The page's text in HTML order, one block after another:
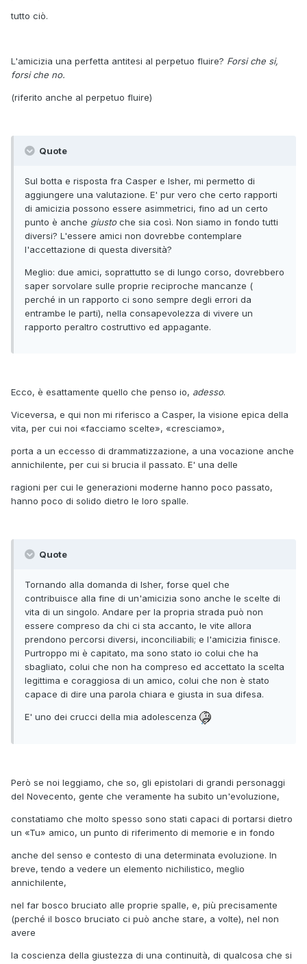
tutto ciò.
L'amicizia una perfetta antitesi al perpetuo fluire? Forsi che si,
forsi che no.
(riferito anche al perpetuo fluire)
Quote
Sul botta e risposta fra Casper e Isher, mi permetto di
aggiungere una valutazione. E' pur vero che certo rapporti
di amicizia possono essere asimmetrici, fino ad un certo
punto è anche giustoche sia così. Non siamo in fondo tutti
diversi? L'essere amici non dovrebbe contemplare
l'accettazione di questa diversità?
Meglio: due amici, soprattutto se di lungo corso, dovrebbero
saper sorvolare sulle proprie reciproche mancanze (
perché in un rapporto ci sono sempre degli errori da
entrambe le parti), nella consapevolezza di vivere un
rapporto peraltro costruttivo ed appagante.
Ecco, è esattamente quello che penso io, adesso.
Viceversa, e qui non mi riferisco a Casper, la visione epica della
vita, per cui noi «facciamo scelte», «cresciamo»,
porta a un eccesso di drammatizzazione, a una vocazione anche
annichilente, per cui si brucia il passato. E' una delle
ragioni per cui le generazioni moderne hanno poco passato,
hanno poco di solido dietro le loro spalle.
Quote
Tornando alla domanda di Isher, forse quel che
contribuisce alla fine di un'amicizia sono anche le scelte di
vita di un singolo. Andare per la propria strada può non
essere compreso da chi ci sta accanto, le vite allora
prendono percorsi diversi, inconciliabili; e l'amicizia finisce.
Purtroppo mi è capitato, ma sono stato io colui che ha
sbagliato, colui che non ha compreso ed accettato la scelta
legittima e coraggiosa di un amico, colui che non è stato
capace di dire una parola chiara e giusta in sua difesa.
E' uno dei crucci della mia adolescenza
Però se noi leggiamo, che so, gli epistolari di grandi personaggi
del Novecento, gente che veramente ha subito un'evoluzione,
constatiamo che molto spesso sono stati capaci di portarsi dietro
un «Tu» amico, un punto di riferimento di memorie e in fondo
anche del senso e contesto di una determinata evoluzione. In
breve, tendo a vedere un elemento nichilistico, meglio
annichilente,
nel far bosco bruciato alle proprie spalle, e, più precisamente
(perché il bosco bruciato ci può anche stare, a volte), nel non
avere
la coscienza della giustezza di una continuità, di qualcosa che si